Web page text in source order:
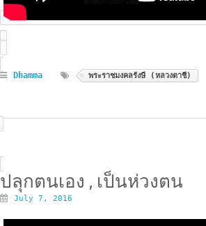
Dhamma พระราชมงคลรังษี (หลวงตาชี)
ปลุกตนเอง , เป็นห่วงตน
July 7, 2016